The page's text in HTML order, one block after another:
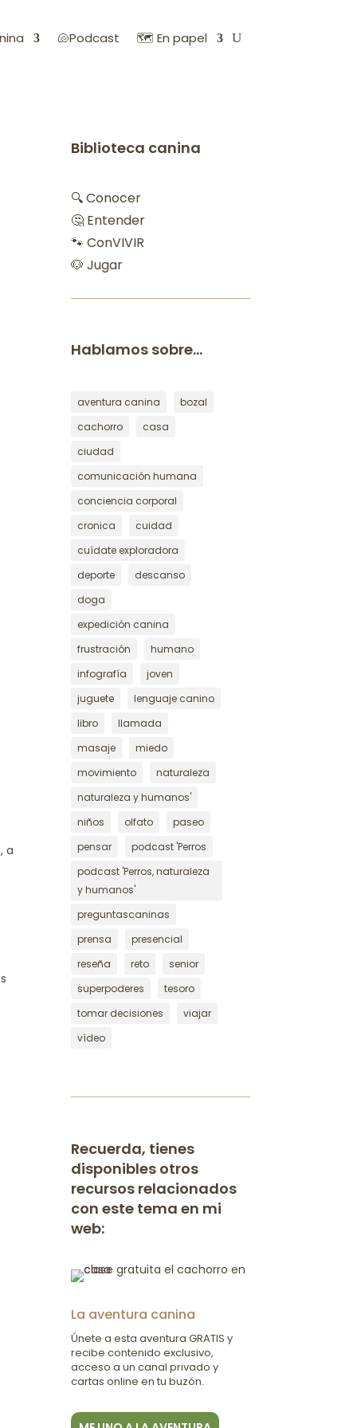
🐚Podcast 🗺️ En papel
a
Biblioteca canina
🔍 Conocer
🤔 Entender
🐾 ConVIVIR
🐶 Jugar
Hablamos sobre…
aventura canina
bozal
cachorro
casa
ciudad
comunicación humana
conciencia corporal
cronica
cuidad
cuídate exploradora
deporte
descanso
doga
expedición canina
frustración
humano
infografía
joven
juguete
lenguaje canino
libro
llamada
masaje
miedo
movimiento
naturaleza
naturaleza y humanos'
niños
olfato
paseo
pensar
podcast 'Perros
podcast 'Perros, naturaleza
y humanos'
preguntascaninas
prensa
presencial
reseña
reto
senior
superpoderes
tesoro
tomar decisiones
viajar
vídeo
Recuerda, tienes
disponibles otros
recursos relacionados
con este tema en mi
web:
La aventura canina
Únete a esta aventura GRATIS y
recibe contenido exclusivo,
acceso a un canal privado y
cartas online en tu buzón.